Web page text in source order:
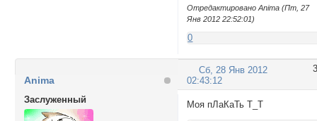
Отредактировано Anima (Пт, 27
Янв 2012 22:52:01)
0
3
Сб, 28 Янв 2012
02:43:12
Anima
Заслуженный
Моя пЛаКаТь Т_Т